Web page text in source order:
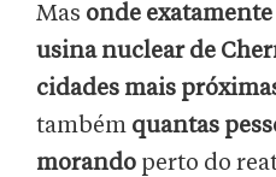
Mas onde
usina nuclear de
cidades mais
também quantas
morando perto do